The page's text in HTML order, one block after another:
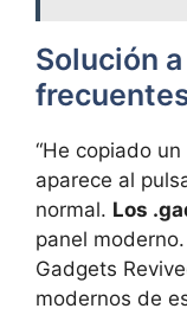
Solución
“He copiado
aparece al
normal. Los
panel
Gadgets
modernos de